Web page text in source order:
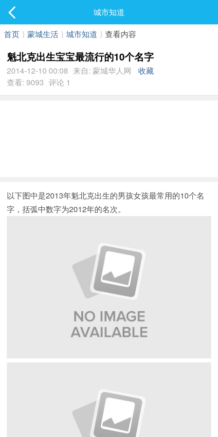
最新发表
城市知道
首页 ⟩ 蒙城生活 ⟩ 城市知道 ⟩ 查看内容
魁北克出生宝宝最流行的10个名字
2014-12-10 00:08 来自: 蒙城华人网
收藏
查看: 9093 评论 1
以下图中是2013年魁北克出生的男孩女孩最常用的10个名
字，括弧中数字为2012年的名次。